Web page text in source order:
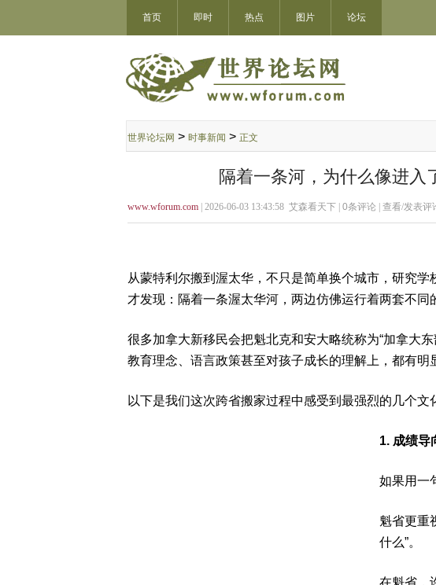
首页 即时 热点 图片 论坛
世界论坛网 > 时事新闻 > 正文
隔着一条河，为什么像进入
www.wforum.com | 2026-06-03 13:43:58 艾森看天下 | 0条评论 | 查看/发表评
从蒙特利尔搬到渥太华，不只是简单换个城市，研究
才发现：隔着一条渥太华河，两边仿佛运行着两套不同
很多加拿大新移民会把魁北克和安大略统称为“加拿大
教育理念、语言政策甚至对孩子成长的理解上，都有明
以下是我们这次跨省搬家过程中感受到最强烈的几个文
1. 成绩导
如果用一
魁省更重
什么”。
在魁省，